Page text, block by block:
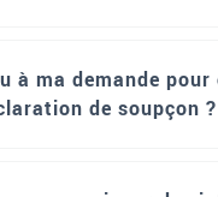
à ma demande
de soupçon ?